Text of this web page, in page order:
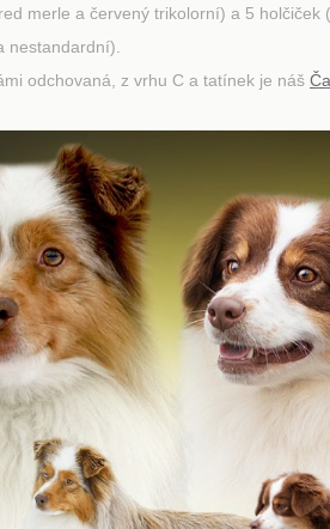
merle a červený trikolorní) a 5
nestandardní).
odchovaná, z vrhu C a tatínek je náš